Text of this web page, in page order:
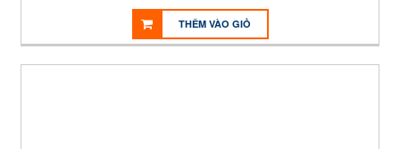
THÊM VÀO GIỎ